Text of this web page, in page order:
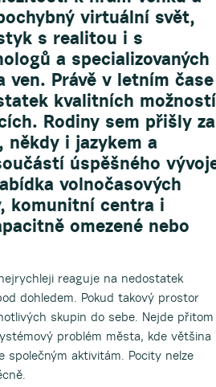
virtuální svět,
s realitou i s
a specializovaných
Právě v letním čase
kvalitních možností
Rodiny sem přišly za
i jazykem a
úspěšného
volnočasových
komunitní centra i
omezené nebo
reaguje na nedostatek
dohledem. Pokud takový prostor
skupin do sebe. Nejde
problém města, kde většina
aktivitám. Pocity nelze